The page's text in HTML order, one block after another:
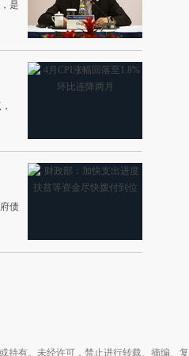
是
债
有。未经许可，禁止进行转载、摘编、复